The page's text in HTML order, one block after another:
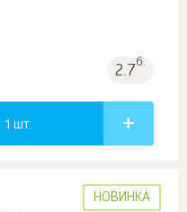
2.7б.
шт.
НОВИНКА